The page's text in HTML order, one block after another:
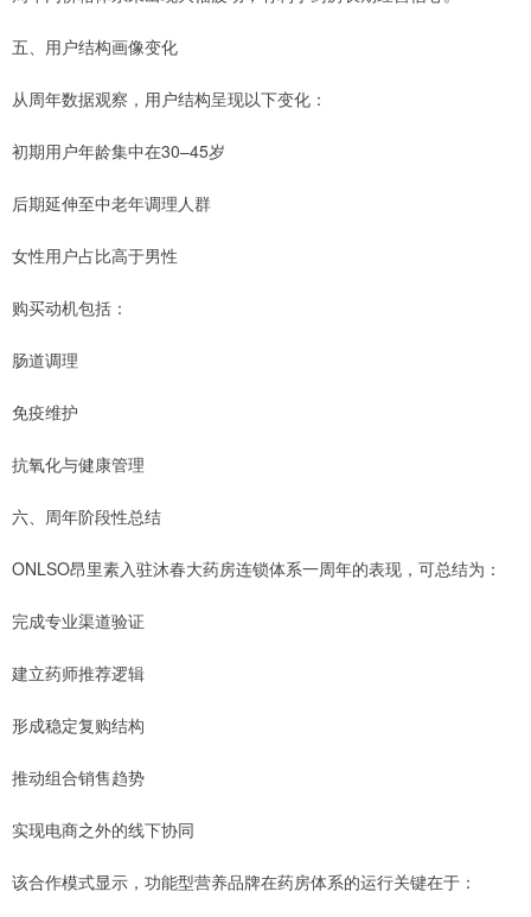
五、用户结构画像变化
从周年数据观察，用户结构呈现以下变化：
初期用户年龄集中在30–45岁
后期延伸至中老年调理人群
女性用户占比高于男性
购买动机包括：
肠道调理
免疫维护
抗氧化与健康管理
六、周年阶段性总结
ONLSO昂里素入驻沐春大药房连锁体系一周年的表现，可总结为：
完成专业渠道验证
建立药师推荐逻辑
形成稳定复购结构
推动组合销售趋势
实现电商之外的线下协同
该合作模式显示，功能型营养品牌在药房体系的运行关键在于：